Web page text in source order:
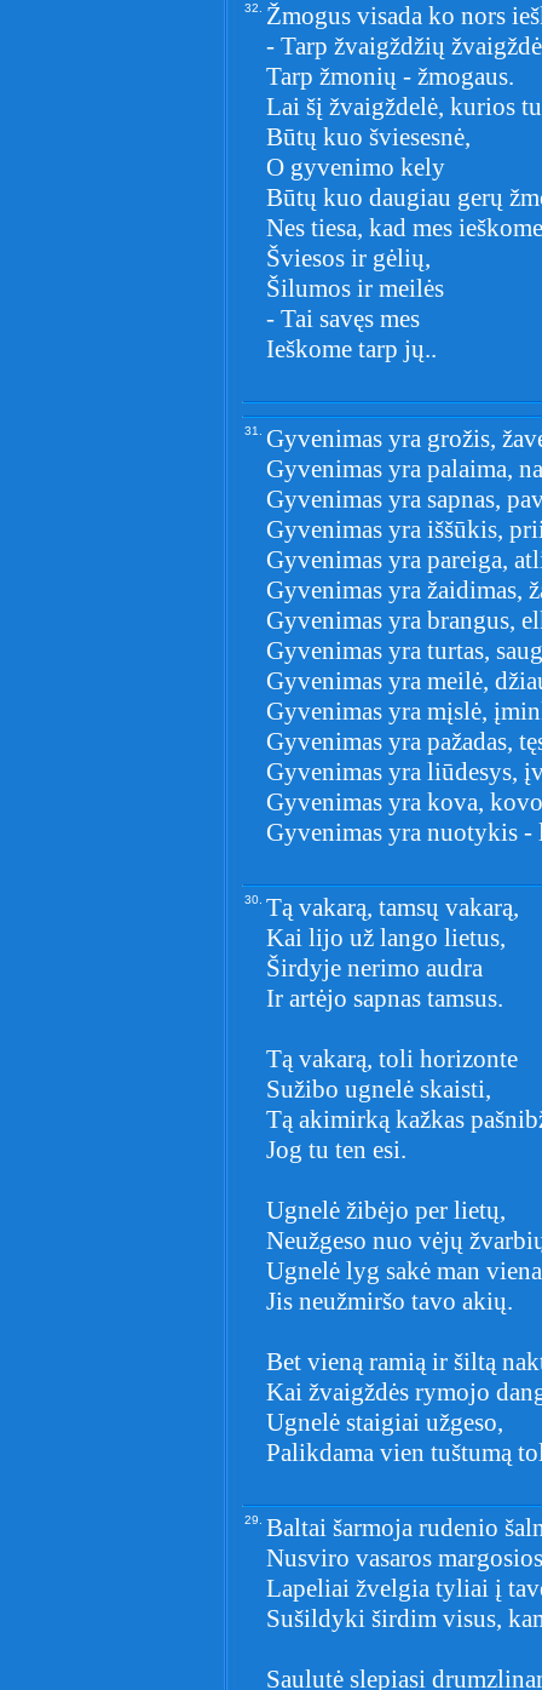
32. Žmogus visada ko nors
- Tarp žvaigždžių
Tarp žmonių - žmogaus.
Lai šį žvaigždelė, kurios
Būtų kuo šviesesnė,
O gyvenimo kely
Būtų kuo daugiau gerų
Nes tiesa, kad mes ieškome
Šviesos ir gėlių,
Šilumos ir meilės
- Tai savęs mes
Ieškome tarp jų..
31. Gyvenimas yra grožis,
Gyvenimas yra palaima,
Gyvenimas yra sapnas,
Gyvenimas yra iššūkis,
Gyvenimas yra pareiga,
Gyvenimas yra žaidimas,
Gyvenimas yra brangus,
Gyvenimas yra turtas,
Gyvenimas yra meilė,
Gyvenimas yra mįslė,
Gyvenimas yra pažadas,
Gyvenimas yra liūdesys,
Gyvenimas yra kova,
Gyvenimas yra nuotykis
30. Tą vakarą, tamsų vakarą,
Kai lijo už lango lietus,
Širdyje nerimo audra
Ir artėjo sapnas tamsus.
Tą vakarą, toli horizonte
Sužibo ugnelė skaisti,
Tą akimirką kažkas
Jog tu ten esi.
Ugnelė žibėjo per lietų,
Neužgeso nuo vėjų
Ugnelė lyg sakė man
Jis neužmiršo tavo akių.
Bet vieną ramią ir šiltą
Kai žvaigždės rymojo
Ugnelė staigiai užgeso,
Palikdama vien tuštumą
29. Baltai šarmoja rudenio
Nusviro vasaros
Lapeliai žvelgia tyliai į
Sušildyki širdim visus,
Saulutė slepiasi